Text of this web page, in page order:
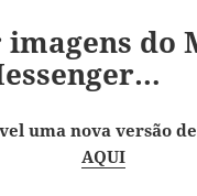
do
uma nova versão
AQUI